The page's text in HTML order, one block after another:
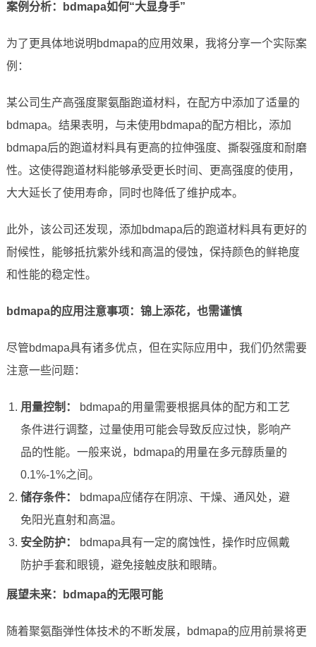
案例分析：bdmapa如何“大显身手”
为了更具体地说明bdmapa的应用效果，我将分享一个实际案
例：
某公司生产高强度聚氨酯跑道材料，在配方中添加了适量的
bdmapa。结果表明，与未使用bdmapa的配方相比，添加
bdmapa后的跑道材料具有更高的拉伸强度、撕裂强度和耐磨
性。这使得跑道材料能够承受更长时间、更高强度的使用，
大大延长了使用寿命，同时也降低了维护成本。
此外，该公司还发现，添加bdmapa后的跑道材料具有更好的
耐候性，能够抵抗紫外线和高温的侵蚀，保持颜色的鲜艳度
和性能的稳定性。
bdmapa的应用注意事项：锦上添花，也需谨慎
尽管bdmapa具有诸多优点，但在实际应用中，我们仍然需要
注意一些问题：
用量控制：
bdmapa的用量需要根据具体的配方和工艺
条件进行调整，过量使用可能会导致反应过快，影响产
品的性能。一般来说，bdmapa的用量在多元醇质量的
0.1%-1%之间。
储存条件：
bdmapa应储存在阴凉、干燥、通风处，避
免阳光直射和高温。
安全防护：
bdmapa具有一定的腐蚀性，操作时应佩戴
防护手套和眼镜，避免接触皮肤和眼睛。
展望未来：bdmapa的无限可能
随着聚氨酯弹性体技术的不断发展，bdmapa的应用前景将更